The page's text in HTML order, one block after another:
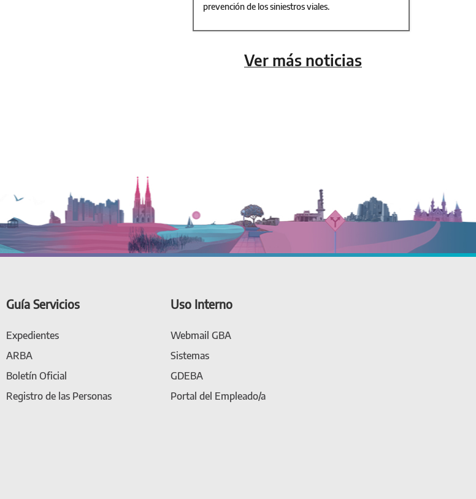
prevención de los siniestros viales.
Ver más noticias
Guía Servicios
Expedientes
ARBA
Boletín Oficial
Registro de las Personas
Uso Interno
Webmail GBA
Sistemas
GDEBA
Portal del Empleado/a